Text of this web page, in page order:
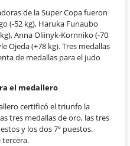
de la Super Copa fueron
(-52 kg), Haruka Funaubo
Anna Oliinyk-Kornniko (-70
Ojeda (+78 kg). Tres medallas
de medallas para el judo
el medallero
certificó el triunfo la
tres medallas de oro, las tres
y los dos 7º puestos.
tercera.